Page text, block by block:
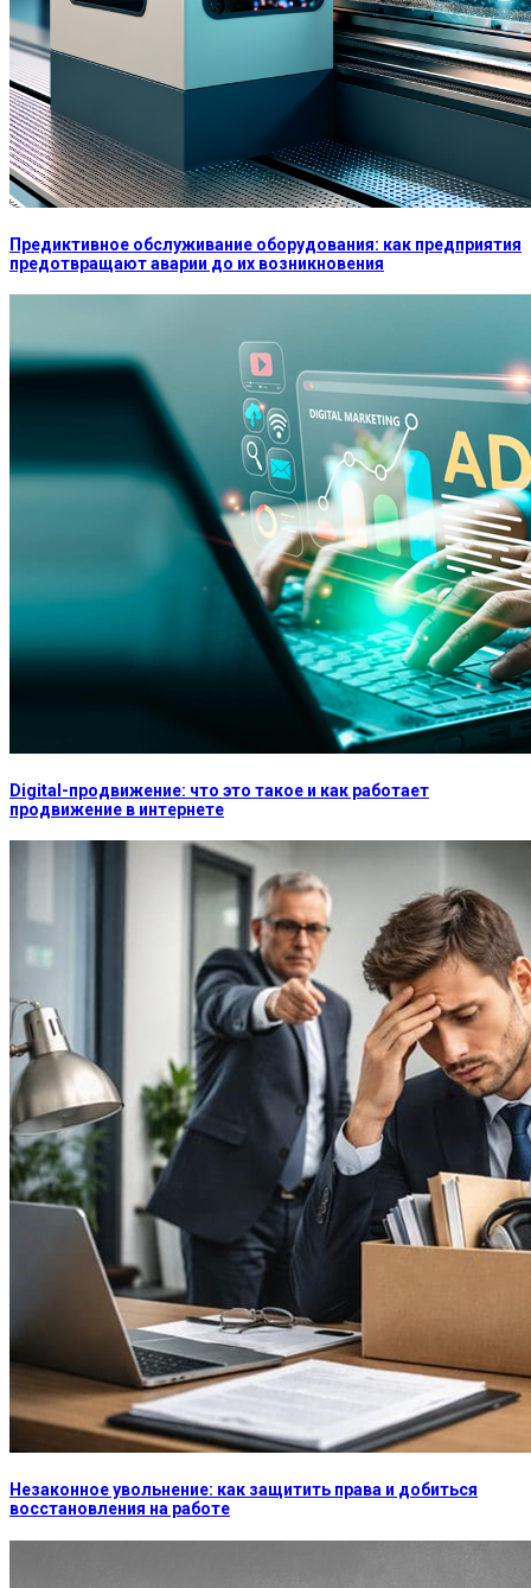
Предиктивное обслуживание оборудования: как предприятия
предотвращают аварии до их возникновения
Digital-продвижение: что это такое и как работает
продвижение в интернете
Незаконное увольнение: как защитить права и добиться
восстановления на работе